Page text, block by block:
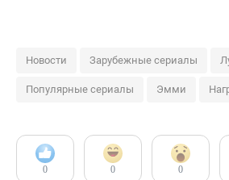
Новости Зарубежные сериалы
Популярные сериалы Эмми
0 0 0